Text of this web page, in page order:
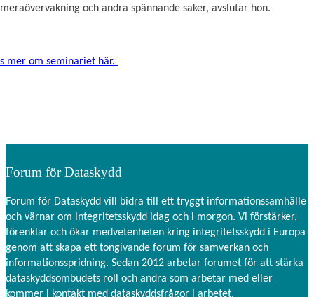
och andra spännande saker, avslutar hon.
mer om seminariet här.
Forum för Dataskydd
Forum för Dataskydd vill bidra till ett tryggt informationssamhälle
och värnar om integritetsskydd idag och i morgon. Vi förstärker,
förenklar och ökar medvetenheten kring integritetsskydd i Europa
genom att skapa ett tongivande forum för samverkan och
informationsspridning. Sedan 2012 arbetar forumet för att stärka
dataskyddsombudets roll och andra som arbetar med eller
kommer i kontakt med dataskyddsfrågor i arbetet.